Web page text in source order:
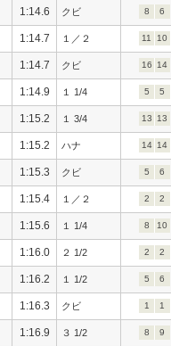
1:14.6 クビ 8 6
1:14.7 １／２ 11 10
1:14.7 クビ 16 14
1:14.9 １ 1/4 5 5
1:15.2 １ 3/4 13 13
1:15.2 ハナ 14 14
1:15.3 クビ 5 6
1:15.4 １／２ 2 2
1:15.6 １ 1/4 8 10
1:16.0 ２ 1/2 2 2
1:16.2 １ 1/2 5 6
1:16.3 クビ 1 1
1:16.9 ３ 1/2 8 9